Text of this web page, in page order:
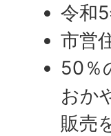
令和
市営
50％
おか
販売